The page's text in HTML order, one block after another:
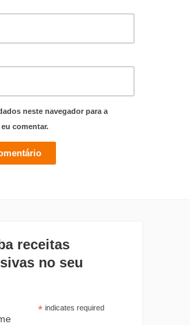
neste navegador para a
comentar.
receitas
no seu
*indicates required